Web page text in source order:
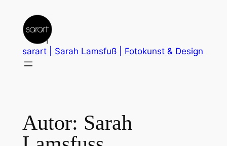
Inhalt
springen
sarart | Sarah Lamsfuß | Fotokunst & Design
Autor: Sarah